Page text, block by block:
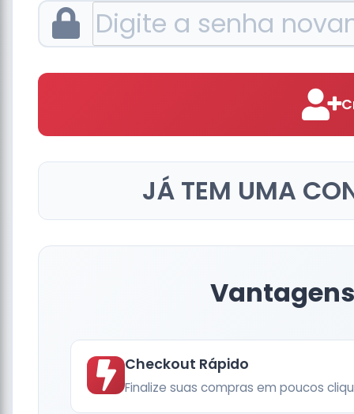
JÁ TEM UMA
Checkout Rápido
Finalize suas compras em poucos